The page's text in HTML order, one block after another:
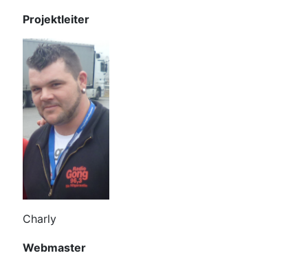
Projektleiter
Charly
Webmaster